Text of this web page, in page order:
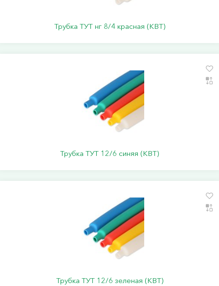
Трубка ТУТ нг 8/4 красная (КВТ)
Трубка ТУТ 12/6 синяя (КВТ)
Трубка ТУТ 12/6 зеленая (КВТ)